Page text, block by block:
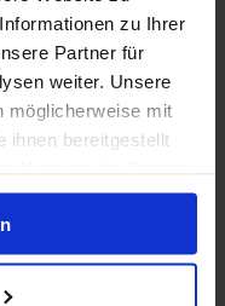
zu Ihrer
Partner für
weiter. Unsere
möglicherweise mit
ihnen bereitgestellt
Geen alternatieven